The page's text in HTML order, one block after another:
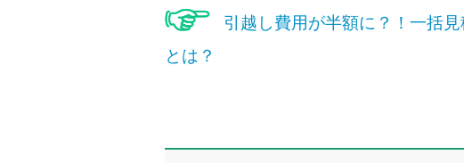
引越し費用が半額に？！一括
とは？